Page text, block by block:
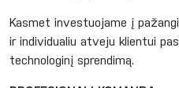
Kasmet investuojame į
ir individualiu atveju klientui
technologinį sprendimą.